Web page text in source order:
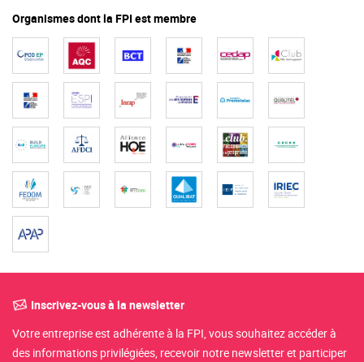
Organismes dont la FPI est membre
Inscrivez-vous à la newsletter
Votre entreprise est adhérente à la FPI, vous souhaitez accéder à
des informations privilégiées, recevoir notre newsletter et participer